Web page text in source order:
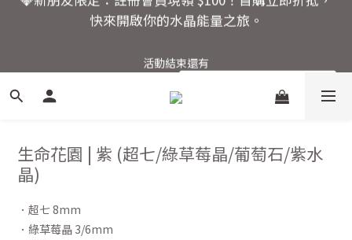
🚚 全館滿額回饋：單筆滿 $2000 即享免運優惠
活動結束還有
0
3
5
4
2
9
8
6
2
1
6
5
3
4
3
1
0
Seconds
生命花園 | 紫 (超七/綠草莓晶/葡萄石/紫水
晶)
．超七 8mm
．綠草莓晶 3/6mm